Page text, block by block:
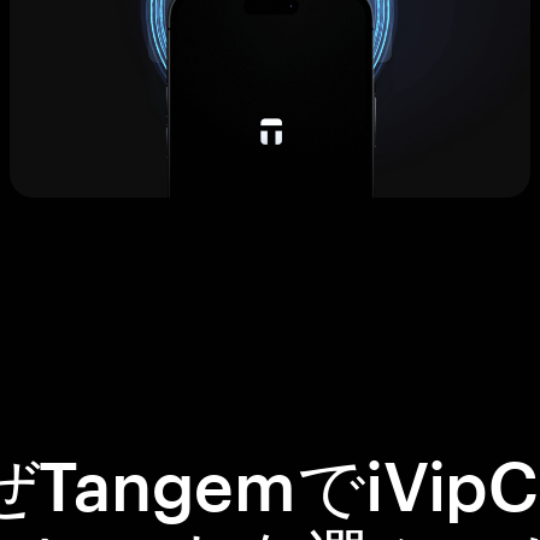
Tangemで